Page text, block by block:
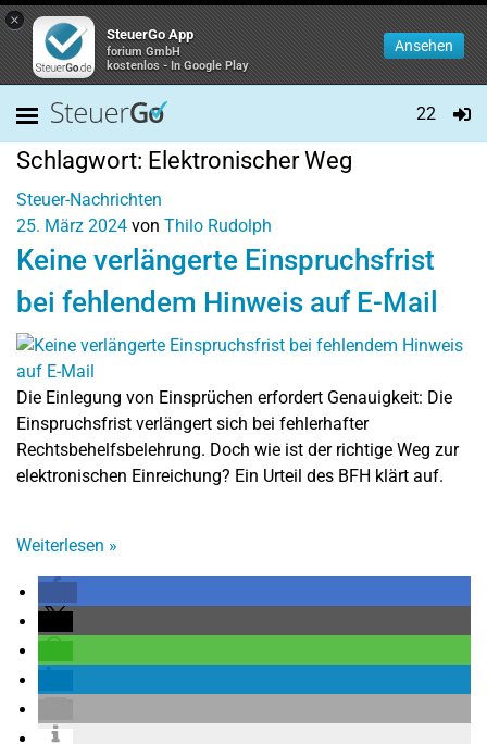
×
SteuerGo App
forium GmbH
kostenlos - In Google Play
Ansehen
22
Schlagwort: Elektronischer Weg
Steuer-Nachrichten
25. März 2024 von Thilo Rudolph
Keine verlängerte Einspruchsfrist
bei fehlendem Hinweis auf E-Mail
Die Einlegung von Einsprüchen erfordert Genauigkeit: Die
Einspruchsfrist verlängert sich bei fehlerhafter
Rechtsbehelfsbelehrung. Doch wie ist der richtige Weg zur
elektronischen Einreichung? Ein Urteil des BFH klärt auf.
Weiterlesen »